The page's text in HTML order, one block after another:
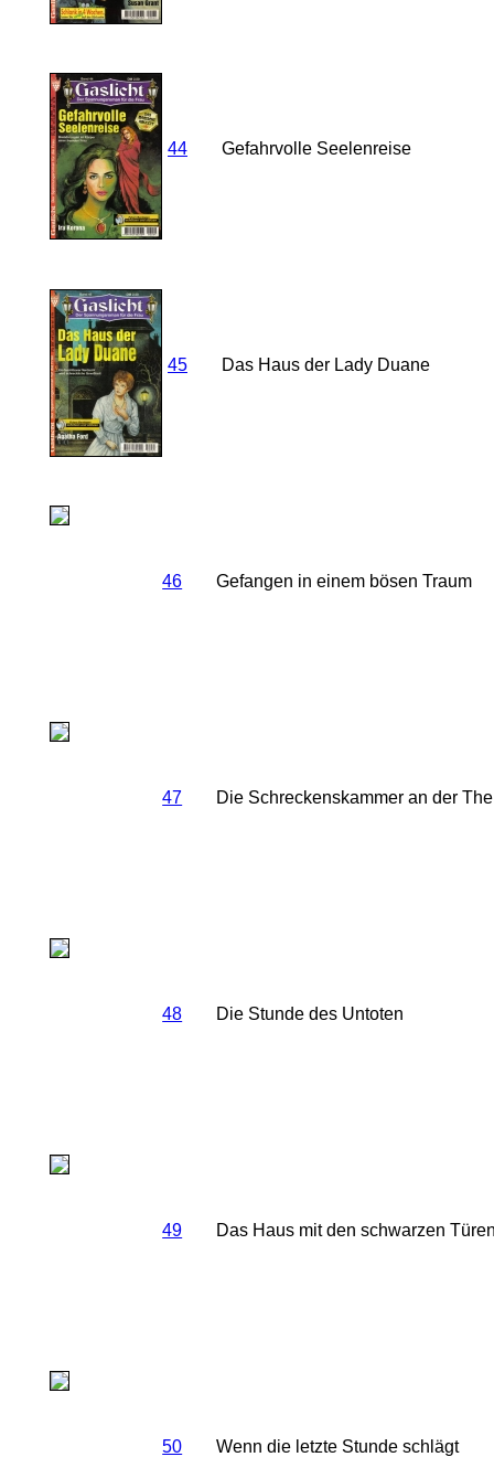
44 Gefahrvolle Seelenreise
45 Das Haus der Lady Duane
46 Gefangen in einem bösen Traum
47 Die Schreckenskammer an der
48 Die Stunde des Untoten
49 Das Haus mit den schwarzen
50 Wenn die letzte Stunde schlägt